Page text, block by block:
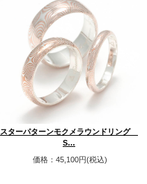
スターパターンモクメラウンドリング
S…
価格：45,100円(税込)